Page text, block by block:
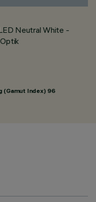
Neutral White -
(Gamut Index) 96